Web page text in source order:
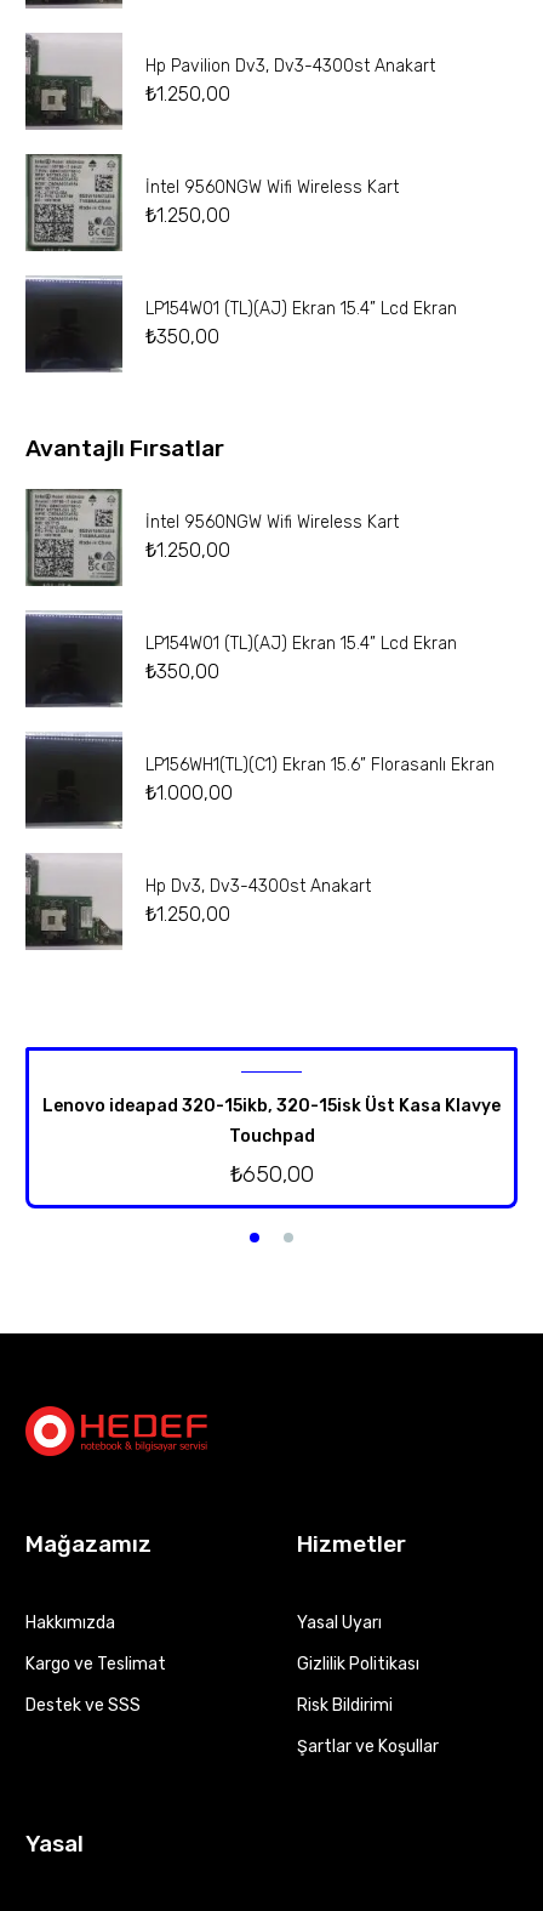
Hp Pavilion Dv3, Dv3-4300st Anakart
₺1.250,00
İntel 9560NGW Wifi Wireless Kart
₺1.250,00
LP154W01 (TL)(AJ) Ekran 15.4” Lcd Ekran
₺350,00
Avantajlı Fırsatlar
İntel 9560NGW Wifi Wireless Kart
₺1.250,00
LP154W01 (TL)(AJ) Ekran 15.4” Lcd Ekran
₺350,00
LP156WH1(TL)(C1) Ekran 15.6” Florasanlı Ekran
₺1.000,00
Hp Dv3, Dv3-4300st Anakart
₺1.250,00
Lenovo ideapad 320-15ikb, 320-15isk Üst Kasa Klavye
Touchpad
₺650,00
Mağazamız
Hakkımızda
Kargo ve Teslimat
Destek ve SSS
Hizmetler
Yasal Uyarı
Gizlilik Politikası
Risk Bildirimi
Şartlar ve Koşullar
Yasal